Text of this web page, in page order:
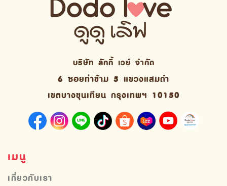
บริษัท ลักกี้ เวย์ จํากัด
6 ซอยท่าข้าม 5 แขวงแสมดำ
เขตบางขุนเทียน กรุงเทพฯ 10150
เมนู
เกี่ยวกับเรา